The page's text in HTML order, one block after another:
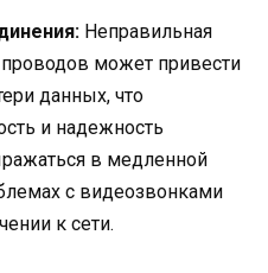
Неправильная
может привести
данных, что
и надежность
в медленной
с видеозвонками
к сети.